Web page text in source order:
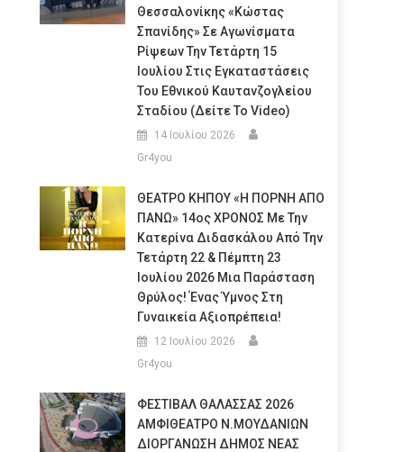
Θεσσαλονίκης «Κώστας
Σπανίδης» Σε Αγωνίσματα
Ρίψεων Την Τετάρτη 15
Ιουλίου Στις Εγκαταστάσεις
Του Εθνικού Καυτανζογλείου
Σταδίου (Δείτε Το Video)
14 Ιουλίου 2026
Gr4you
ΘΕΑΤΡΟ ΚΗΠΟΥ «Η ΠΟΡΝΗ ΑΠΟ
ΠΑΝΩ» 14ος ΧΡΟΝΟΣ Με Την
Κατερίνα Διδασκάλου Από Την
Τετάρτη 22 & Πέμπτη 23
Ιουλίου 2026 Μια Παράσταση
Θρύλος! Ένας Ύμνος Στη
Γυναικεία Αξιοπρέπεια!
12 Ιουλίου 2026
Gr4you
ΦΕΣΤΙΒΑΛ ΘΑΛΑΣΣΑΣ 2026
ΑΜΦΙΘΕΑΤΡΟ Ν.ΜΟΥΔΑΝΙΩΝ
ΔΙΟΡΓΑΝΩΣΗ ΔΗΜΟΣ ΝΕΑΣ